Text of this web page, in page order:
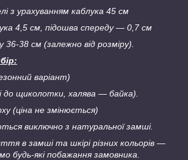
з урахуванням каблука 45 см
4,5 см, підошва спереду — 0,7 см
36-38 см (залежно від розміру).
варіант)
до щиколотки, халява — байка).
(ціна не змінюється)
виключно з натуральної замші.
в замші та шкірі різних кольорів —
будь-які побажання замовника.